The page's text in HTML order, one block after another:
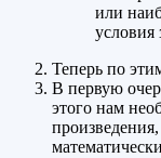
или
условия
Теперь по
В первую
этого нам